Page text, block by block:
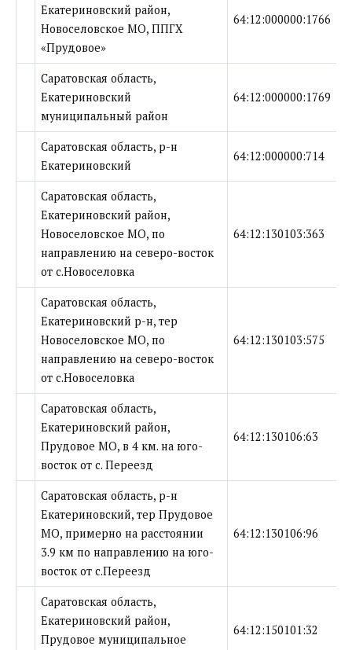
Екатериновский район,
Новоселовское МО, ППГХ
«Прудовое»
64:12:000000:1766
Саратовская область,
Екатериновский
муниципальный район
64:12:000000:1769
Саратовская область, р-н
Екатериновский
64:12:000000:714
Саратовская область,
Екатериновский район,
Новоселовское МО, по
направлению на северо-восток
от с.Новоселовка
64:12:130103:363
Саратовская область,
Екатериновский р-н, тер
Новоселовское МО, по
направлению на северо-восток
от с.Новоселовка
64:12:130103:575
Саратовская область,
Екатериновский район,
Прудовое МО, в 4 км. на юго-
восток от с. Переезд
64:12:130106:63
Саратовская область, р-н
Екатериновский, тер Прудовое
МО, примерно на расстоянии
3.9 км по направлению на юго-
восток от с.Переезд
64:12:130106:96
Саратовская область,
Екатериновский район,
Прудовое муниципальное
64:12:150101:32